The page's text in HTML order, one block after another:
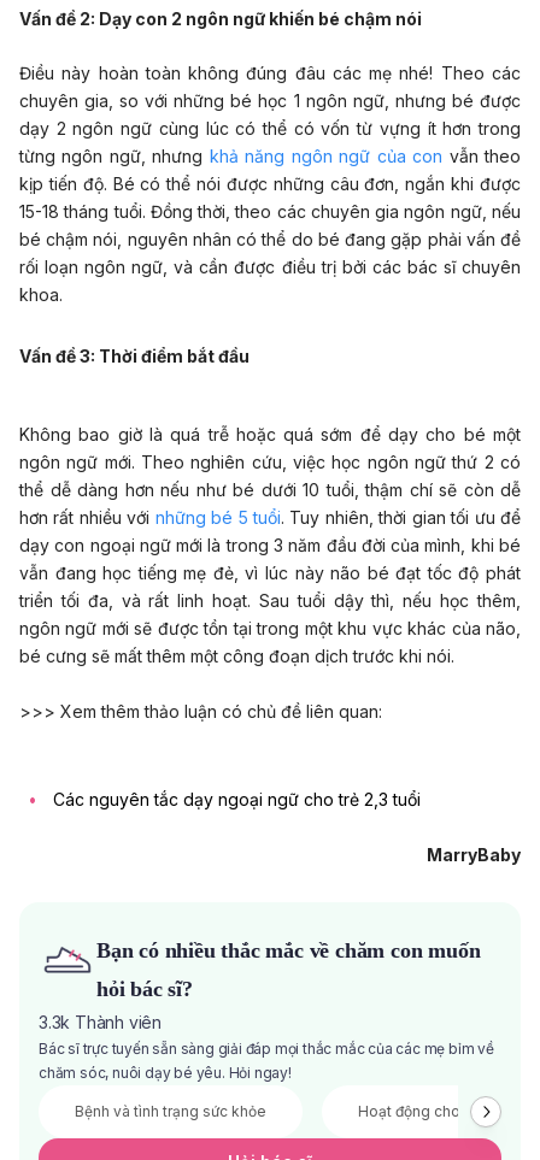
Vấn đề 2: Dạy con 2 ngôn ngữ khiến bé chậm nói
Điều này hoàn toàn không đúng đâu các mẹ nhé! Theo các
chuyên gia, so với những bé học 1 ngôn ngữ, nhưng bé được
dạy 2 ngôn ngữ cùng lúc có thể có vốn từ vựng ít hơn trong
từng ngôn ngữ, nhưng khả năng ngôn ngữ của con vẫn theo
kịp tiến độ. Bé có thể nói được những câu đơn, ngắn khi được
15-18 tháng tuổi. Đồng thời, theo các chuyên gia ngôn ngữ, nếu
bé chậm nói, nguyên nhân có thể do bé đang gặp phải vấn đề
rối loạn ngôn ngữ, và cần được điều trị bởi các bác sĩ chuyên
khoa.
Vấn đề 3: Thời điểm bắt đầu
Không bao giờ là quá trễ hoặc quá sớm để dạy cho bé một
ngôn ngữ mới. Theo nghiên cứu, việc học ngôn ngữ thứ 2 có
thể dễ dàng hơn nếu như bé dưới 10 tuổi, thậm chí sẽ còn dễ
hơn rất nhiều với những bé 5 tuổi. Tuy nhiên, thời gian tối ưu để
dạy con ngoại ngữ mới là trong 3 năm đầu đời của mình, khi bé
vẫn đang học tiếng mẹ đẻ, vì lúc này não bé đạt tốc độ phát
triển tối đa, và rất linh hoạt. Sau tuổi dậy thì, nếu học thêm,
ngôn ngữ mới sẽ được tồn tại trong một khu vực khác của não,
bé cưng sẽ mất thêm một công đoạn dịch trước khi nói.
>>> Xem thêm thảo luận có chủ đề liên quan:
Các nguyên tắc dạy ngoại ngữ cho trẻ 2,3 tuổi
MarryBaby
Bạn có nhiều thắc mắc về chăm con muốn
hỏi bác sĩ?
3.3k Thành viên
Bác sĩ trực tuyến sẵn sàng giải đáp mọi thắc mắc của các mẹ bỉm về
chăm sóc, nuôi dạy bé yêu. Hỏi ngay!
Bệnh và tình trạng sức khỏe Hoạt động cho bé